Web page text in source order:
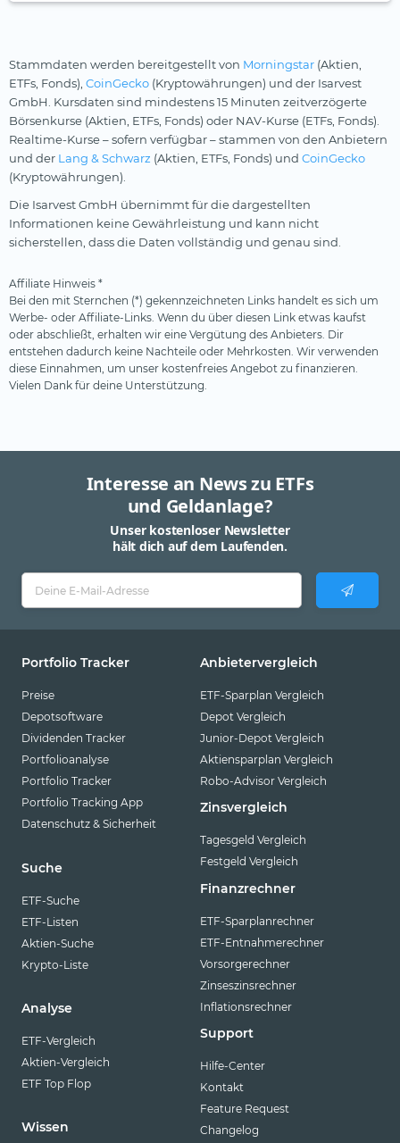
Stammdaten werden bereitgestellt von Morningstar (Aktien,
ETFs, Fonds), CoinGecko (Kryptowährungen) und der Isarvest
GmbH. Kursdaten sind mindestens 15 Minuten zeitverzögerte
Börsenkurse (Aktien, ETFs, Fonds) oder NAV-Kurse (ETFs, Fonds).
Realtime-Kurse – sofern verfügbar – stammen von den Anbietern
und der Lang & Schwarz (Aktien, ETFs, Fonds) und CoinGecko
(Kryptowährungen).
Die Isarvest GmbH übernimmt für die dargestellten
Informationen keine Gewährleistung und kann nicht
sicherstellen, dass die Daten vollständig und genau sind.
Affiliate Hinweis *
Bei den mit Sternchen (*) gekennzeichneten Links handelt es sich um
Werbe- oder Affiliate-Links. Wenn du über diesen Link etwas kaufst
oder abschließt, erhalten wir eine Vergütung des Anbieters. Dir
entstehen dadurch keine Nachteile oder Mehrkosten. Wir verwenden
diese Einnahmen, um unser kostenfreies Angebot zu finanzieren.
Vielen Dank für deine Unterstützung.
Interesse an News zu ETFs
und Geldanlage?
Unser kostenloser Newsletter
hält dich auf dem Laufenden.
Portfolio Tracker
Preise
Depotsoftware
Dividenden Tracker
Portfolioanalyse
Portfolio Tracker
Portfolio Tracking App
Datenschutz & Sicherheit
Suche
ETF-Suche
ETF-Listen
Aktien-Suche
Krypto-Liste
Analyse
ETF-Vergleich
Aktien-Vergleich
ETF Top Flop
Wissen
Anbietervergleich
ETF-Sparplan Vergleich
Depot Vergleich
Junior-Depot Vergleich
Aktiensparplan Vergleich
Robo-Advisor Vergleich
Zinsvergleich
Tagesgeld Vergleich
Festgeld Vergleich
Finanzrechner
ETF-Sparplanrechner
ETF-Entnahmerechner
Vorsorgerechner
Zinseszinsrechner
Inflationsrechner
Support
Hilfe-Center
Kontakt
Feature Request
Changelog